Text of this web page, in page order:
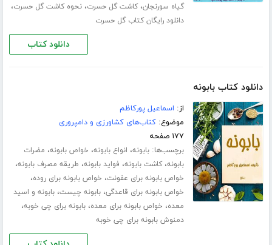
گیاه سورنجان،کاشت گل حسرت،نحوه کاشت گل حسرت،
دانلود رایگان کتاب گل حسرت
دانلود کتاب
دانلود کتاب بابونه
از: اسماعیل پورکاظم
موضوع:کتاب‌های کشاورزی و دامپروری
۱۷۷ صفحه
برچسب‌ها:بابونه، انواع بابونه، خواص بابونه، مضرات
بابونه،کاشت بابونه، فواید بابونه، طریقه مصرف بابونه،
خواص بابونه برای عفونت، خواص بابونه برای روده،
خواص بابونه برای قاعدگی،بابونه چیست،بابونه و اسید
معده، خواص بابونه برای معده،بابونه برای چی خوبه،
دمنوش بابونه برای چی خوبه